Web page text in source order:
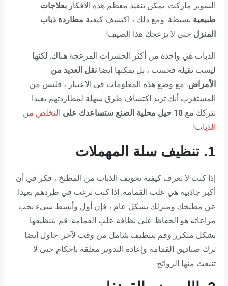
السوبر ماركت. يمكن تنفيذ معظم هذه الأفكار بعلاجات
طبيعية بسيطة. ومع ذلك ، اكتشف كيفية مطاردة ذباب
المنزل حتى لا يزعجك هذا الصيف!
الذباب هي واحدة من أكثر الحشرات المزعجة هناك. لكنها
ليست ثقيلة فحسب ، بل يمكنها أيضا نقل العديد من
الأمراض. مع وضع هذه المعلومات في الاعتبار ، فليس من
المستغرب أنك تريد اكتشاف طرق سهلة لمطاردتهم بعيدا.
نتركك مع 10 حيل محلية الصنع ستساعدك على
التخلص من
الذباب!
1. تنظيف سلة المهملات
إذا كنت لا تعرف كيفية تخويف الذباب من المطبخ ، فكر في أن
أكبر جاذبية هي علب القمامة. إذا كنت ترغب في طردهم بعيدا
عن مطبخك ومنزلك بشكل عام ، فإن أول وأبسط شيء يجب
مراعاته هو الحفاظ على نظافة علب القمامة. قم بتنظيفها
بشكل متكرر وقم بتنظيف شامل من وقت لآخر. حاول أيضا
ترك صناديق القمامة وإعادة التدوير مغلقة بإحكام حتى لا
تنبعث منها الروائح.